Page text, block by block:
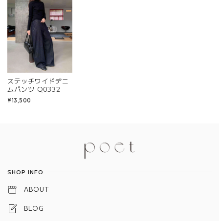
ステッチワイドデニ
ムパンツ Q0332
¥13,500
SHOP INFO
ABOUT
BLOG